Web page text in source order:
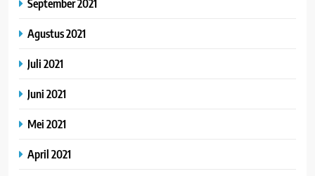
September 2021
Agustus 2021
Juli 2021
Juni 2021
Mei 2021
April 2021